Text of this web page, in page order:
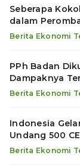
Seberapa
dalam
Berita Ekonomi
PPh Badan
Dampaknya
Berita Ekonomi
Indonesia
Undang 500
Berita Ekonomi